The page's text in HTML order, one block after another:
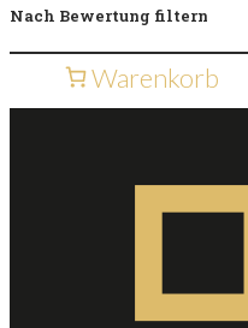
Nach Bewertung filtern
Warenkorb